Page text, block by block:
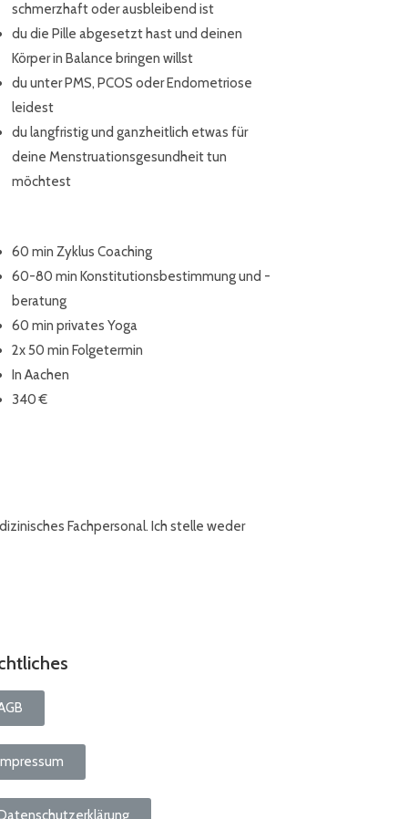
schmerzhaft oder ausbleibend ist
du die Pille abgesetzt hast und deinen
Körper in Balance bringen willst
du unter PMS, PCOS oder Endometriose
leidest
du langfristig und ganzheitlich etwas für
deine Menstruationsgesundheit tun
möchtest
60 min Zyklus Coaching
60-80 min Konstitutionsbestimmung und -
beratung
60 min privates Yoga
2x 50 min Folgetermin
In Aachen
340 €
Fachpersonal. Ich stelle weder